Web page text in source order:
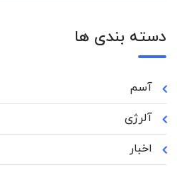
دسته بندی ها
آسم
آلرژی
اخبار